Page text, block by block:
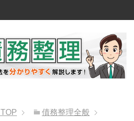
TOP
債務整理全般